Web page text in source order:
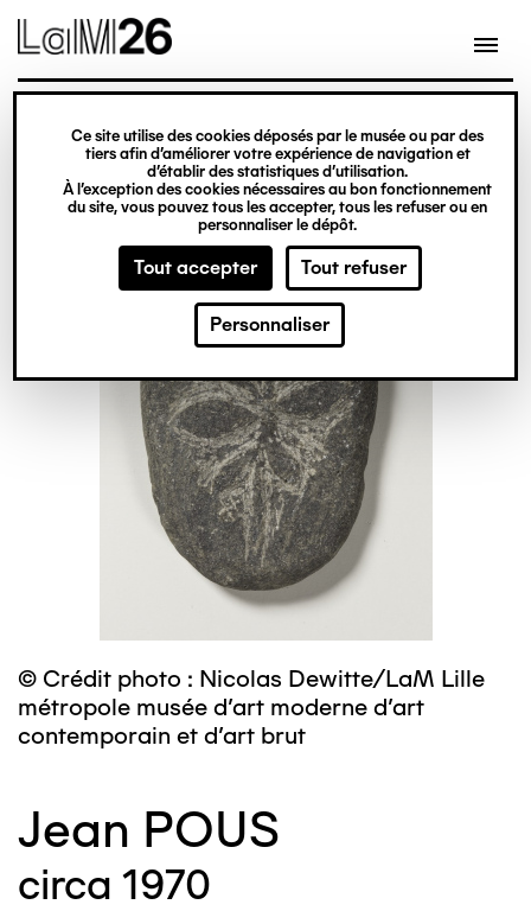
Gestion des cookies
Ce site utilise des cookies déposés par le musée ou par des
tiers afin d’améliorer votre expérience de navigation et
d’établir des statistiques d’utilisation.
À l’exception des cookies nécessaires au bon fonctionnement
du site, vous pouvez tous les accepter, tous les refuser ou en
personnaliser le dépôt.
Tout accepter Tout refuser
Personnaliser
contenu
© Crédit photo : Nicolas Dewitte/LaM Lille
métropole musée d’art moderne d’art
contemporain et d’art brut
Jean POUS
circa 1970